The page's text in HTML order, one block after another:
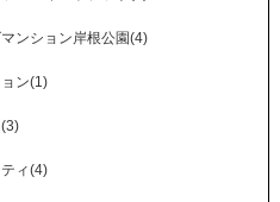
ンション岸根公園(4)
ン(1)
ィ(4)